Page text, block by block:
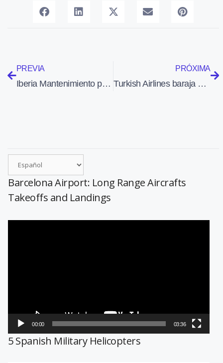
PREVIA
Iberia Mantenimiento patrocina la feria de Sostenimiento y Modernización en Defensa
PRÓXIMA
Turkish Airlines baraja Barcelona como ‘hub’ para volar a Latinoamérica
Barcelona Airport: Long Range Aircrafts
Takeoffs and Landings
00:00 03:36
5 Spanish Military Helicopters